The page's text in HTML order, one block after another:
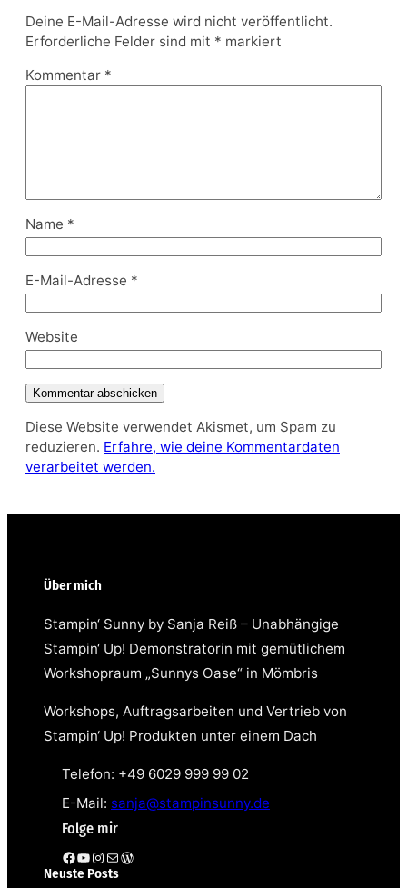
Deine E-Mail-Adresse wird nicht veröffentlicht.
Erforderliche Felder sind mit * markiert
Kommentar *
Name *
E-Mail-Adresse *
Website
Diese Website verwendet Akismet, um Spam zu
reduzieren. Erfahre, wie deine Kommentardaten
verarbeitet werden.
Über mich
Stampin‘ Sunny by Sanja Reiß – Unabhängige
Stampin‘ Up! Demonstratorin mit gemütlichem
Workshopraum „Sunnys Oase“ in Mömbris
Workshops, Auftragsarbeiten und Vertrieb von
Stampin‘ Up! Produkten unter einem Dach
Telefon: +49 6029 999 99 02
E-Mail: sanja@stampinsunny.de
Folge mir
Facebook YouTube Instagram E-Mail WordPress
Neuste Posts